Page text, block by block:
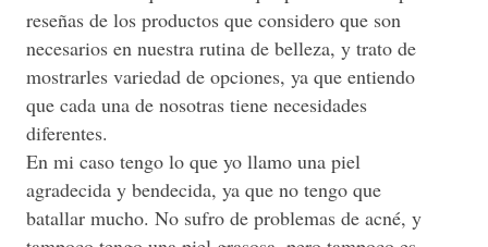
reseñas de los productos que considero que son
necesarios en nuestra rutina de belleza, y trato de
mostrarles variedad de opciones, ya que entiendo
que cada una de nosotras tiene necesidades
diferentes.
En mi caso tengo lo que yo llamo una piel
agradecida y bendecida, ya que no tengo que
batallar mucho. No sufro de problemas de acné, y